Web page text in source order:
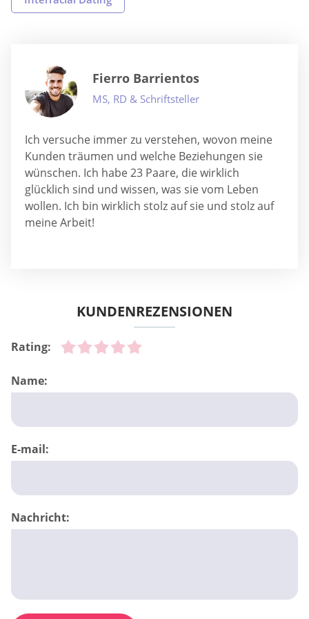
Fierro Barrientos
MS, RD & Schriftsteller
Ich versuche immer zu verstehen, wovon meine
Kunden träumen und welche Beziehungen sie
wünschen. Ich habe 23 Paare, die wirklich
glücklich sind und wissen, was sie vom Leben
wollen. Ich bin wirklich stolz auf sie und stolz auf
meine Arbeit!
KUNDENREZENSIONEN
Rating:
Name:
E-mail:
Nachricht: